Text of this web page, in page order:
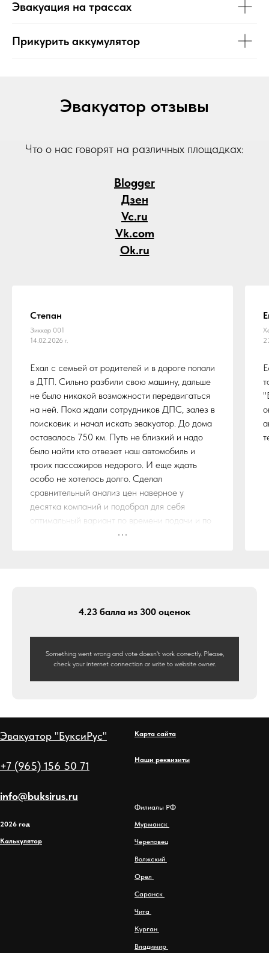
Эвакуация на трассах
Прикурить аккумулятор
Эвакуатор отзывы
Что о нас говорят на различных площадках:
Blogger
Дзен
Vc.ru
Vk.com
Ok.ru
Степан
Зиккер 001
14.02.2026 г.
Ехал с семьей от родителей и в дороге попали
в ДТП. Сильно разбили свою машину, дальше
не было никакой возможности передвигаться
на ней. Пока ждали сотрудников ДПС, залез в
поисковик и начал искать эвакуатор. До дома
оставалось 750 км. Путь не близкий и надо
было найти кто отвезет наш автомобиль и
троих пассажиров недорого. И еще ждать
особо не хотелось долго. Сделал
сравнительный анализ цен наверное у
десятка компаний и подобрал для себя
оптимальный вариант по времени подачи и по
стоимости. Остановился на службе эвакуации
бонусом шел пяти местный эвакуатор с дубль
Огромное спасибо компании "БуксиРус" за
4.23 балла из 300 оценок
Something went wrong and vote doesn't work correctly. Please,
check your internet connection or write to website owner.
Эвакуатор "БуксиРус"
+7 (965) 156 50 71
info@buksirus.ru
2026 год
Калькулятор
Карта сайта
Наши реквизиты
Филиалы РФ
Мурманск
Череповец
Волжский
Орел
Саранск
Чита
Курган
Владимир